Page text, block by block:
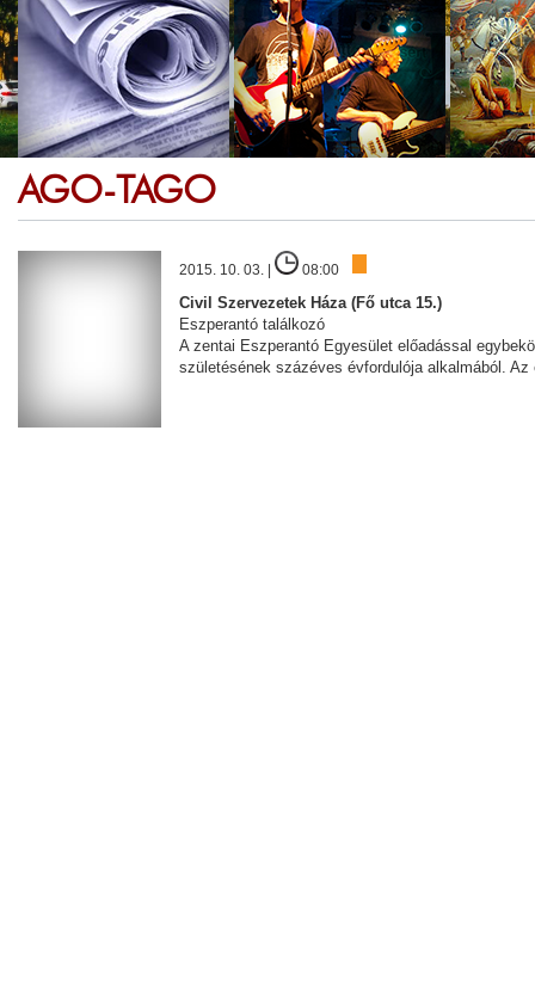
AGO-TAGO
2015. 10. 03. | 08:00
Civil Szervezetek Háza (Fő utca 15.)
Eszperantó találkozó
A zentai Eszperantó Egyesület előadással
születésének százéves évfordulója alkalmából.